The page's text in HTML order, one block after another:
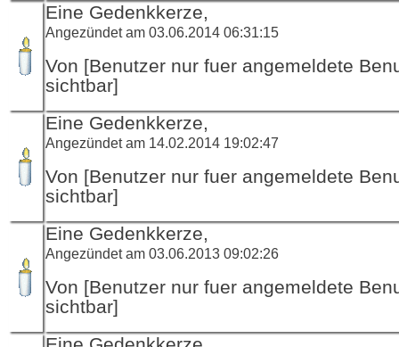
Eine Gedenkkerze,
Angezündet am 03.06.2014 06:31:15
Von [Benutzer nur fuer angemeldete
sichtbar]
Eine Gedenkkerze,
Angezündet am 14.02.2014 19:02:47
Von [Benutzer nur fuer angemeldete
sichtbar]
Eine Gedenkkerze,
Angezündet am 03.06.2013 09:02:26
Von [Benutzer nur fuer angemeldete
sichtbar]